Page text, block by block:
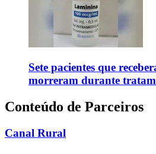
Sete pacientes que
morreram durante
Conteúdo de Parceiros
Canal Rural